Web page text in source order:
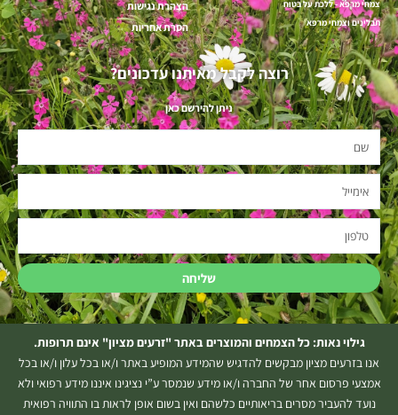
צמחי מרפא - ללכת על בטוח
תבלינים וצמחי מרפא
הצהרת נגישות
הסרת אחריות
רוצה לקבל מאיתנו עדכונים?
ניתן להירשם כאן
שם
אימייל
טלפון
שליחה
גילוי נאות: כל הצמחים והמוצרים באתר "זרעים מציון" אינם תרופות.
אנו בזרעים מציון מבקשים להדגיש שהמידע המופיע באתר ו/או בכל עלון ו/או בכל
אמצעי פרסום אחר של החברה ו/או מידע שנמסר ע”י נציגינו איננו מידע רפואי ולא
נועד להעביר מסרים בריאותיים כלשהם ואין בשום אופן לראות בו התוויה רפואית